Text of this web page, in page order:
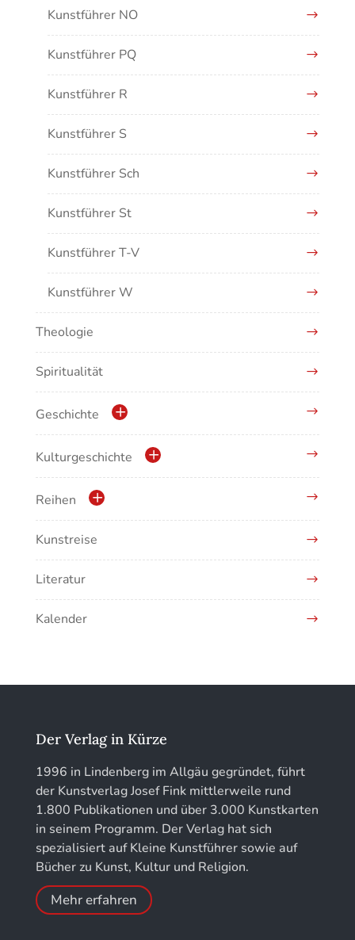
Kunstführer NO
Kunstführer PQ
Kunstführer R
Kunstführer S
Kunstführer Sch
Kunstführer St
Kunstführer T-V
Kunstführer W
Kunstführer XYZ
Theologie
Spiritualität
Geschichte
Geschichte der Stadt Waldshut
Kulturgeschichte
Krippen
Musikgeschichte
Reihen
Schriftenreihe des Bayerischen Landesamtes
löhe:porträts
Jahresschriften der DGC Deutsche Gesellschaft
für Chronometrie
Jahrbuch der Stiftung Thüringer Schlösser und
Gärten
Kunstreise
Literatur
Kalender
Der Verlag in Kürze
1996 in Lindenberg im Allgäu gegründet, führt
der Kunstverlag Josef Fink mittlerweile rund
1.800 Publikationen und über 3.000 Kunstkarten
in seinem Programm. Der Verlag hat sich
spezialisiert auf Kleine Kunstführer sowie auf
Bücher zu Kunst, Kultur und Religion.
Mehr erfahren